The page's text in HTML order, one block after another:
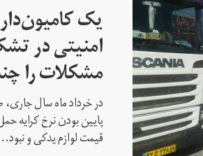
یک
امنیتی در
مشکلات را
در خرداد ماه سال جاری،
پایین بودن نرخ کرایه
قیمت لوازم یدکی و